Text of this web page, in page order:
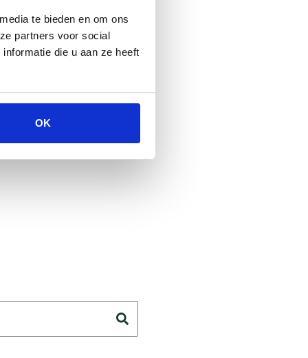
te bieden en om ons
partners voor social
die u aan ze heeft
OK